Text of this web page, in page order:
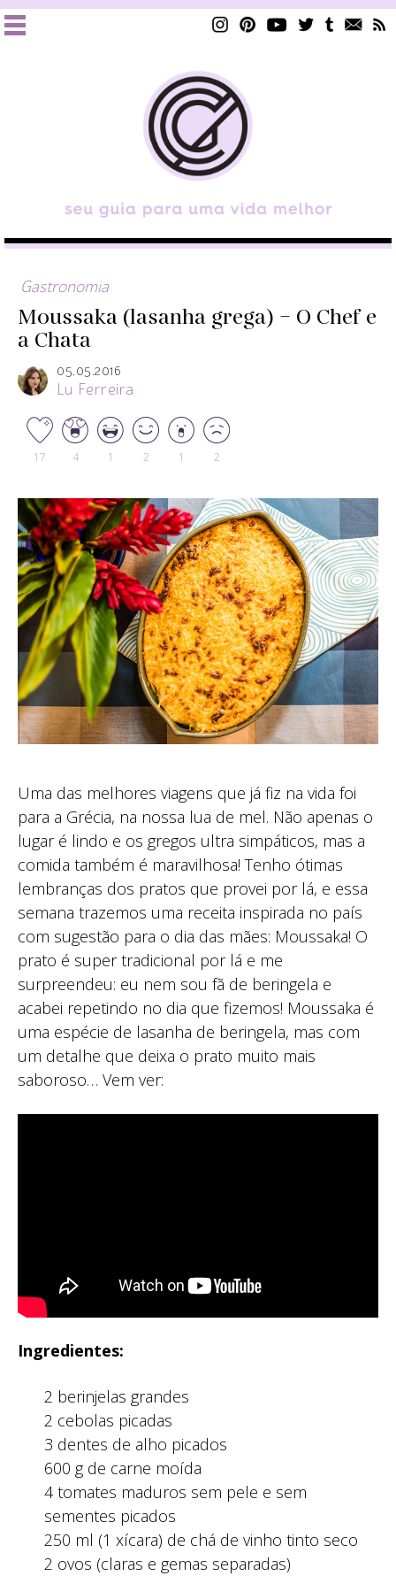
Gastronomia
Moussaka (lasanha grega) – O Chef e
a Chata
05.05.2016
Lu Ferreira
17 4 1 2 1 2
Uma das melhores viagens que já fiz na vida foi
para a Grécia, na nossa lua de mel. Não apenas o
lugar é lindo e os gregos ultra simpáticos, mas a
comida também é maravilhosa! Tenho ótimas
lembranças dos pratos que provei por lá, e essa
semana trazemos uma receita inspirada no país
com sugestão para o dia das mães: Moussaka! O
prato é super tradicional por lá e me
surpreendeu: eu nem sou fã de beringela e
acabei repetindo no dia que fizemos! Moussaka é
uma espécie de lasanha de beringela, mas com
um detalhe que deixa o prato muito mais
saboroso… Vem ver:
Ingredientes:
2 berinjelas grandes
2 cebolas picadas
3 dentes de alho picados
600 g de carne moída
4 tomates maduros sem pele e sem
sementes picados
250 ml (1 xícara) de chá de vinho tinto seco
2 ovos (claras e gemas separadas)